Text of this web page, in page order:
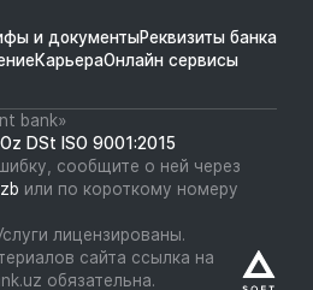
и документыРеквизиты банка
КарьераОнлайн сервисы
bank»
Oz DSt ISO 9001:2015
сообщите о ней через
или по короткому номеру
лицензированы.
сайта ссылка на
обязательна.